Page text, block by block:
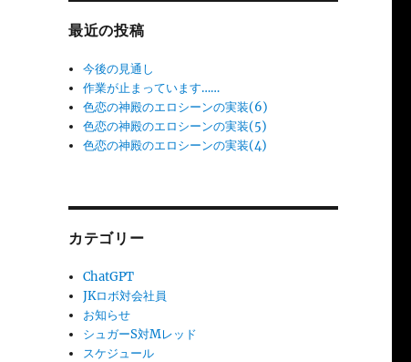
最近の投稿
今後の見通し
作業が止まっています……
色恋の神殿のエロシーンの実装(6)
色恋の神殿のエロシーンの実装(5)
色恋の神殿のエロシーンの実装(4)
カテゴリー
ChatGPT
JKロボ対会社員
お知らせ
シュガーS対Mレッド
スケジュール